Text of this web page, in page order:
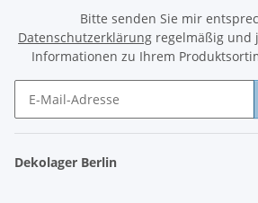
Bitte senden Sie mir
Datenschutzerklärung regelmäßig und
Informationen zu Ihrem
Dekolager Berlin